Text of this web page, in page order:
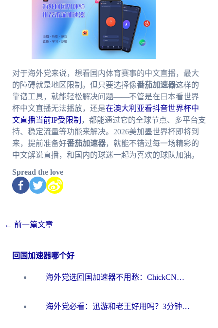
对于海外党来说，想看国内体育赛事的中文直播，最大
的障碍就是地区限制。但只要选择像番茄加速器这样的
靠谱工具，就能轻松解决问题——不管是在日本看世界
杯中文直播无法播放，还是在澳大利亚看抖音世界杯中
文直播当前IP受限制 ，都能通过它的全球节点、多平台支
持、稳定流量等功能来解决。2026美加墨世界杯即将到
来，提前准备好番茄加速器，就能不错过每一场精彩的
中文解说直播，和国内的球迷一起为喜欢的球队加油。
Spread the love
← 前一篇文章
回国加速器哪个好
海外党选回国加速器不用愁：ChickCN和洞见哪个好？一篇搞定所有疑问
海外党必看：迅游和老王好用吗？3分钟选对加速国内网络的加速器